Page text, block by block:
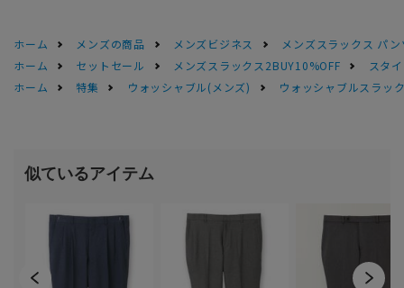
ホーム メンズの商品 メンズビジネス
メンズスラックス パン
ホーム
セットセール メンズスラックス2BUY10%OFF
スタ
ホーム
特集 ウォッシャブル(メンズ) ウォッシャブルスラッ